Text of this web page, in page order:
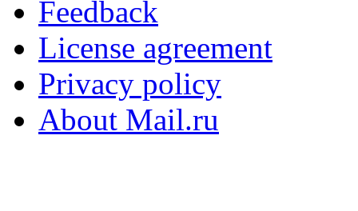
Feedback
License agreement
Privacy policy
About Mail.ru